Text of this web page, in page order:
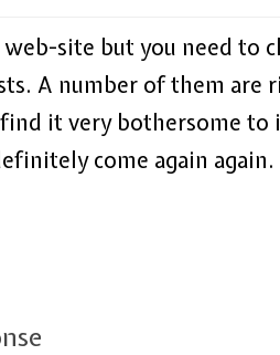
site but you need to
A number of them are
it very bothersome
come again again.